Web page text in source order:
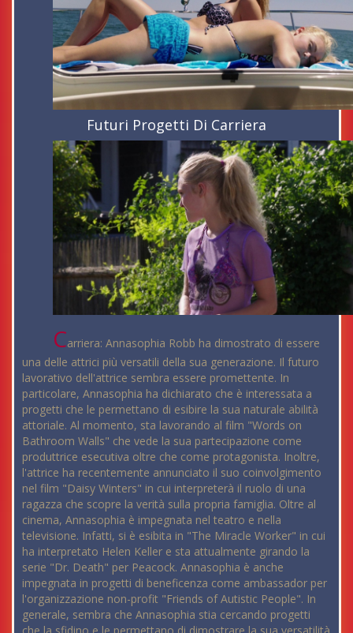
Futuri Progetti Di Carriera
Carriera: Annasophia Robb ha dimostrato di essere
una delle attrici più versatili della sua generazione. Il futuro
lavorativo dell'attrice sembra essere promettente. In
particolare, Annasophia ha dichiarato che è interessata a
progetti che le permettano di esibire la sua naturale abilità
attoriale. Al momento, sta lavorando al film "Words on
Bathroom Walls" che vede la sua partecipazione come
produttrice esecutiva oltre che come protagonista. Inoltre,
l'attrice ha recentemente annunciato il suo coinvolgimento
nel film "Daisy Winters" in cui interpreterà il ruolo di una
ragazza che scopre la verità sulla propria famiglia. Oltre al
cinema, Annasophia è impegnata nel teatro e nella
televisione. Infatti, si è esibita in "The Miracle Worker" in cui
ha interpretato Helen Keller e sta attualmente girando la
serie "Dr. Death" per Peacock. Annasophia è anche
impegnata in progetti di beneficenza come ambassador per
l'organizzazione non-profit "Friends of Autistic People". In
generale, sembra che Annasophia stia cercando progetti